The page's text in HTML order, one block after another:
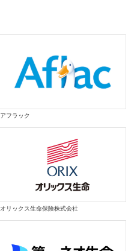
アフラック
オリックス生命保険株式会社